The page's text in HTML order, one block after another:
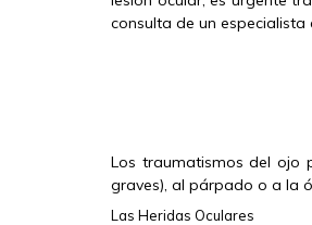
consulta de un
Los traumatismos del ojo
graves), al párpado o a la
Las Heridas Oculares